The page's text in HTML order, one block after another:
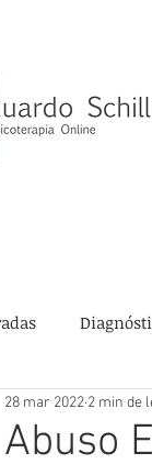
Abuso
28 mar 2022 2 min de